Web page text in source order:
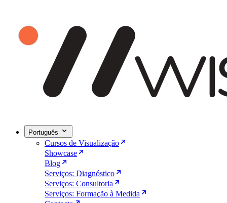
Português
Cursos de Visualização
Showcase
Blog
Serviços: Diagnóstico
Serviços: Consultoria
Serviços: Formação à Medida